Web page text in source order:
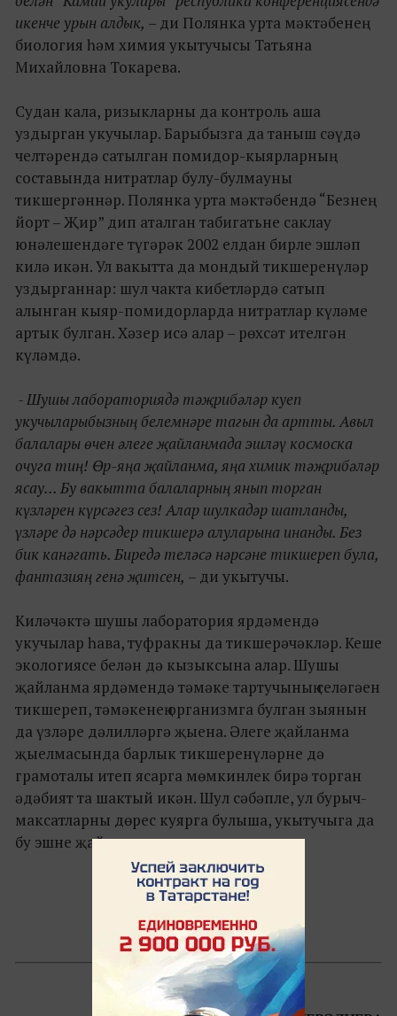
икенче урын алдык, – ди Полянка урта мәктәбенең
биология һәм химия укытучысы Татьяна
Михайловна Токарева.
Судан кала, ризыкларны да контроль аша
уздырган укучылар. Барыбызга да таныш сәүдә
челтәрендә сатылган помидор-кыярларның
составында нитратлар булу-булмауны
тикшергәннәр. Полянка урта мәктәбендә “Безнең
йорт – Җир” дип аталган табигатьне саклау
юнәлешендәге түгәрәк 2002 елдан бирле эшләп
килә икән. Ул вакытта да мондый тикшеренүләр
уздырганнар: шул чакта кибетләрдә сатып
алынган кыяр-помидорларда нитратлар күләме
артык булган. Хәзер исә алар – рөхсәт ителгән
күләмдә.
- Шушы лабораториядә тәҗрибәләр куеп
укучыларыбызның белемнәре тагын да артты. Авыл
балалары өчен әлеге җайланмада эшләү космоска
очуга тиң! Өр-яңа җайланма, яңа химик тәҗрибәләр
ясау... Бу вакытта балаларның янып торган
күзләрен күрсәгез сез! Алар шулкадәр шатланды,
үзләре дә нәрсәдер тикшерә алуларына инанды. Без
бик канәгать. Биредә теләсә нәрсәне тикшереп була,
фантазияң генә җитсен, – ди укытучы.
Киләчәктә шушы лаборатория ярдәмендә
укучылар һава, туфракны да тикшерәчәкләр. Кеше
экологиясе белән дә кызыксына алар. Шушы
җайланма ярдәмендә тәмәке тартучының селәгәен
тикшереп, тәмәкенең организмга булган зыянын
да үзләре дәлилләргә җыена. Әлеге җайланма
җыелмасында барлык тикшеренүләрне дә
грамоталы итеп ясарга мөмкинлек бирә торган
әдәбият та шактый икән. Шул сәбәпле, ул бурыч-
максатларны дөрес куярга булыша, укытучыга да
бу эшне җайландыра икән.